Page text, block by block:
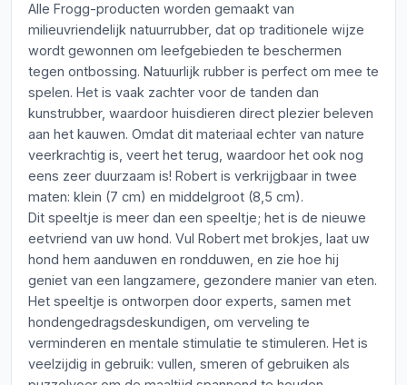
Alle Frogg-producten worden gemaakt van
milieuvriendelijk natuurrubber, dat op traditionele wijze
wordt gewonnen om leefgebieden te beschermen
tegen ontbossing. Natuurlijk rubber is perfect om mee te
spelen. Het is vaak zachter voor de tanden dan
kunstrubber, waardoor huisdieren direct plezier beleven
aan het kauwen. Omdat dit materiaal echter van nature
veerkrachtig is, veert het terug, waardoor het ook nog
eens zeer duurzaam is! Robert is verkrijgbaar in twee
maten: klein (7 cm) en middelgroot (8,5 cm).
Dit speeltje is meer dan een speeltje; het is de nieuwe
eetvriend van uw hond. Vul Robert met brokjes, laat uw
hond hem aanduwen en rondduwen, en zie hoe hij
geniet van een langzamere, gezondere manier van eten.
Het speeltje is ontworpen door experts, samen met
hondengedragsdeskundigen, om verveling te
verminderen en mentale stimulatie te stimuleren. Het is
veelzijdig in gebruik: vullen, smeren of gebruiken als